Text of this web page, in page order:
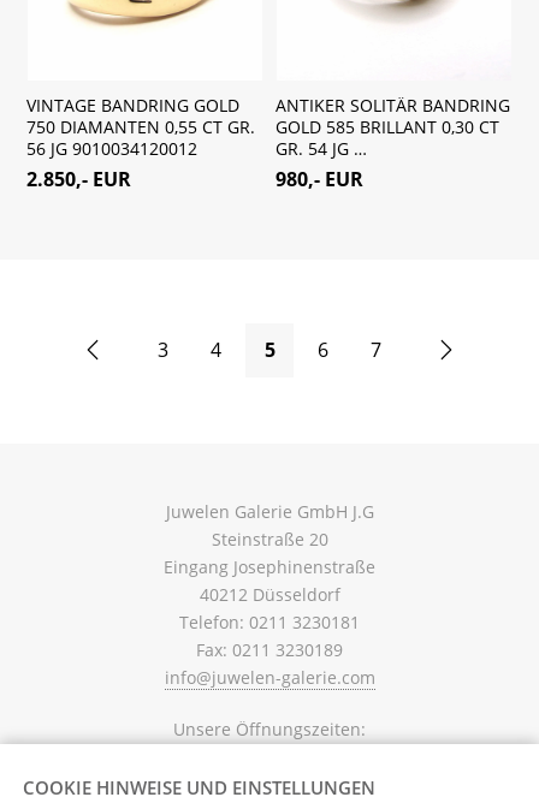
VINTAGE BANDRING GOLD
750 DIAMANTEN 0,55 CT GR.
56 JG 9010034120012
2.850,- EUR
ANTIKER SOLITÄR BANDRING
GOLD 585 BRILLANT 0,30 CT
GR. 54 JG …
980,- EUR
zurück 3 4 5 6 7 weiter
Juwelen Galerie GmbH J.G
Steinstraße 20
Eingang Josephinenstraße
40212 Düsseldorf
Telefon: 0211 3230181
Fax: 0211 3230189
info@juwelen-galerie.com
Unsere Öffnungszeiten:
Sa. 10.30 - 16.00 Uhr
COOKIE HINWEISE UND EINSTELLUNGEN